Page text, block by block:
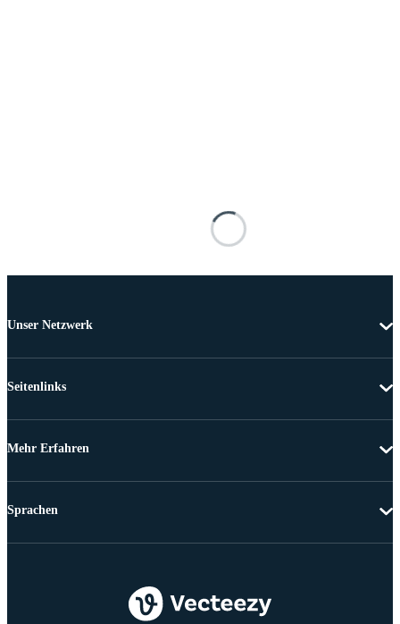
Unser Netzwerk
Seitenlinks
Mehr Erfahren
Sprachen